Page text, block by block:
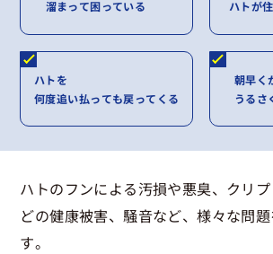
溜まって困っている
ハトが
ハトを
何度追い払っても戻ってくる
朝早く
うるさ
ハトのフンによる汚損や悪臭、クリ
どの健康被害、騒音など、様々な問
す。